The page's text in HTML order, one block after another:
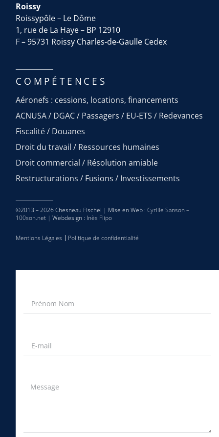
Roissy
Roissypôle – Le Dôme
1, rue de La Haye – BP 12910
F – 95731 Roissy Charles-de-Gaulle Cedex
COMPÉTENCES
Aéronefs : cessions, locations, financements
ACNUSA / DGAC / Passagers / EU-ETS / Redevances
Fiscalité / Douanes
Droit du travail / Ressources humaines
Droit commercial / Résolution amiable
Restructurations / Fusions / Investissements
©2013 – 2026 Chesneau Fischel | Mise en Web : Cyrille Sanson –
100son.net | Webdesign : Inès Flipo
Mentions Légales Politique de confidentialité